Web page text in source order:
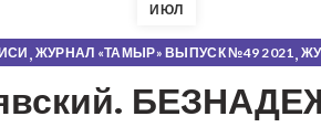
ИЮЛ
, ЖУРНАЛ «ТАМЫР» ВЫПУСК №49 2021,